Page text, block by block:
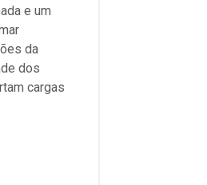
e um
da
dos
cargas